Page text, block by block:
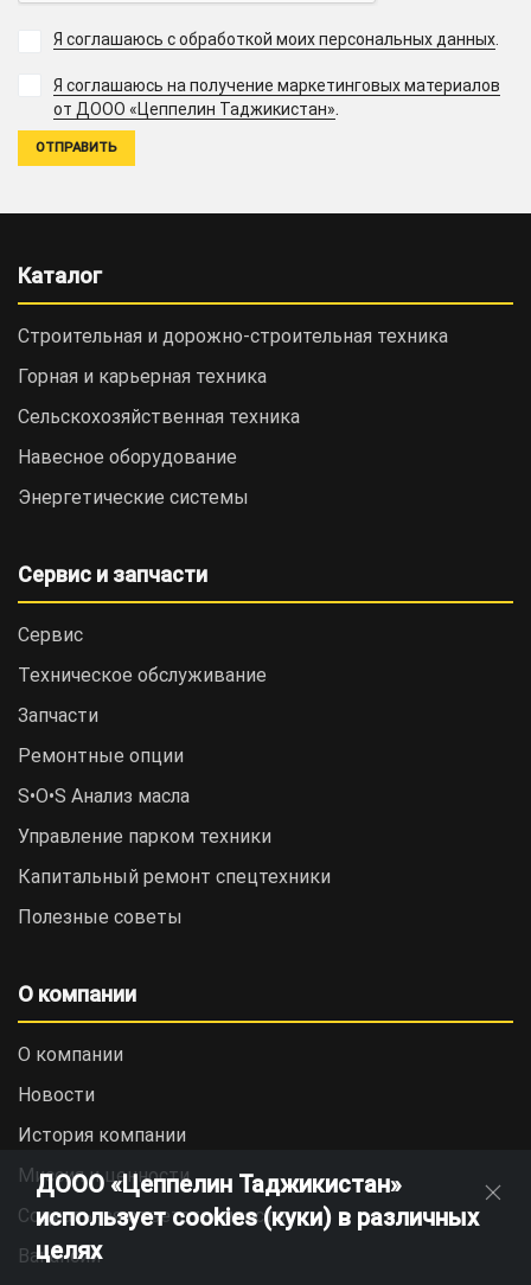
Я соглашаюсь с обработкой моих персональных данных.
Я соглашаюсь на получение маркетинговых материалов
от ДООО «Цеппелин Таджикистан».
Каталог
Строительная и дорожно-cтроительная техника
Горная и карьерная техника
Сельскохозяйственная техника
Навесное оборудование
Энергетические системы
Сервис и запчасти
Сервис
Техническое обслуживание
Запчасти
Ремонтные опции
S•O•S Анализ масла
Управление парком техники
Капитальный ремонт спецтехники
Полезные советы
О компании
О компании
Новости
История компании
Миссия и ценности
Социальная ответственность
Вакансии
ДООО «Цеппелин Таджикистан»
использует cookies (куки) в различных
целях